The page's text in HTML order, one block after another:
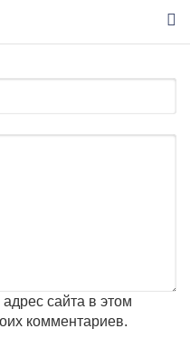
сайта в этом
комментариев.